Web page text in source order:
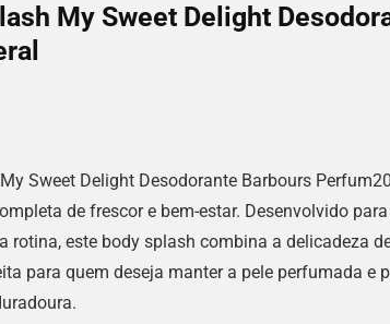
My Sweet Delight
Sweet Delight Desodorante Barbours
de frescor e bem-estar. Desenvolvido
rotina, este body splash combina a delicadeza
para quem deseja manter a pele perfumada e